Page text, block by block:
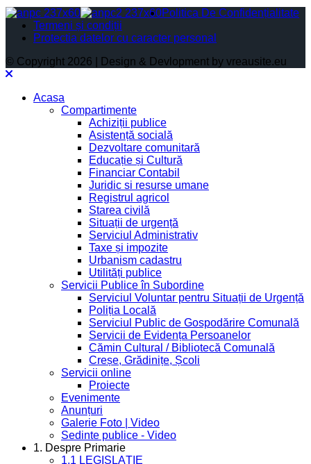
Politica De Confidențialitate
Termeni și condiții
Protectia datelor cu caracter personal
© Copyright 2026 | Design & Devlopment by vreausite.eu
Acasa
Compartimente
Achiziții publice
Asistență socială
Dezvoltare comunitară
Educație și Cultură
Financiar Contabil
Juridic si resurse umane
Registrul agricol
Starea civilă
Situații de urgență
Serviciul Administrativ
Taxe și impozite
Urbanism cadastru
Utilități publice
Servicii Publice în Subordine
Serviciul Voluntar pentru Situații de Urgență
Poliția Locală
Serviciul Public de Gospodărire Comunală
Servicii de Evidența Persoanelor
Cămin Cultural / Bibliotecă Comunală
Creșe, Grădinițe, Școli
Servicii online
Proiecte
Evenimente
Anunțuri
Galerie Foto | Video
Sedinte publice - Video
1. Despre Primarie
1.1 LEGISLAȚIE